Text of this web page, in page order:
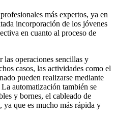
más expertos, ya en
incorporación de los jóvenes
en cuanto al proceso de
las operaciones sencillas y
casos, las actividades como el
pueden realizarse mediante
La automatización también se
y bornes, el cableado de
ya que es mucho más rápida y